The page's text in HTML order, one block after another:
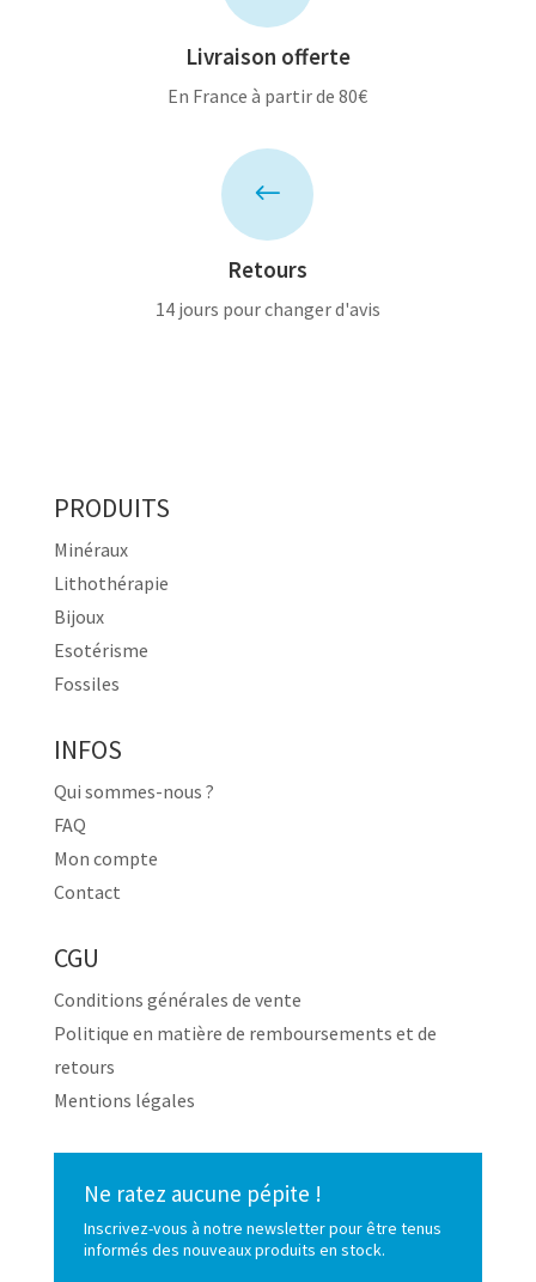
Livraison offerte
En France à partir de 80€
#
Retours
14 jours pour changer d'avis
PRODUITS
Minéraux
Lithothérapie
Bijoux
Esotérisme
Fossiles
INFOS
Qui sommes-nous ?
FAQ
Mon compte
Contact
CGU
Conditions générales de vente
Politique en matière de remboursements et de
retours
Mentions légales
Ne ratez aucune pépite !
Inscrivez-vous à notre newsletter pour être tenus
informés des nouveaux produits en stock.